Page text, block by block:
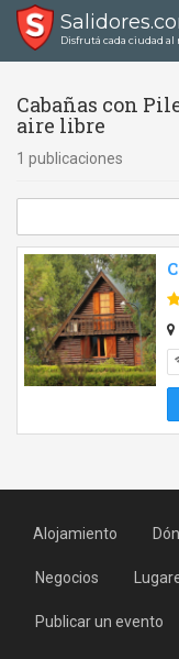
Disfrutá cada ciudad
Cabañas con
aire libre
1 publicaciones
Alojamiento
Negocios
Publicar un evento